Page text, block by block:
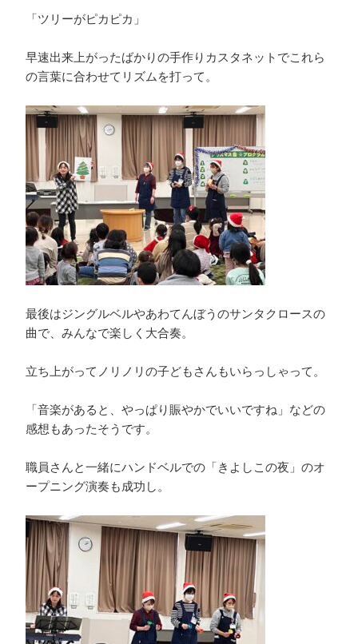
「ツリーがピカピカ」
早速出来上がったばかりの手作りカスタネットでこれら
の言葉に合わせてリズムを打って。
最後はジングルベルやあわてんぼうのサンタクロースの
曲で、みんなで楽しく大合奏。
立ち上がってノリノリの子どもさんもいらっしゃって。
「音楽があると、やっぱり賑やかでいいですね」などの
感想もあったそうです。
職員さんと一緒にハンドベルでの「きよしこの夜」のオ
ープニング演奏も成功し。